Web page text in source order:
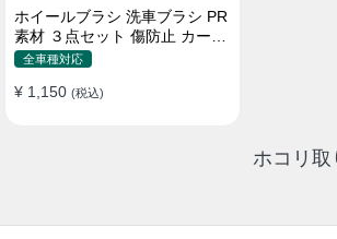
ホイールブラシ 洗車ブラシ PR
素材 ３点セット 傷防止 カーウ
ォッシュ プロ仕様
全車種対応
¥ 1,150 (税込)
ホコリ取